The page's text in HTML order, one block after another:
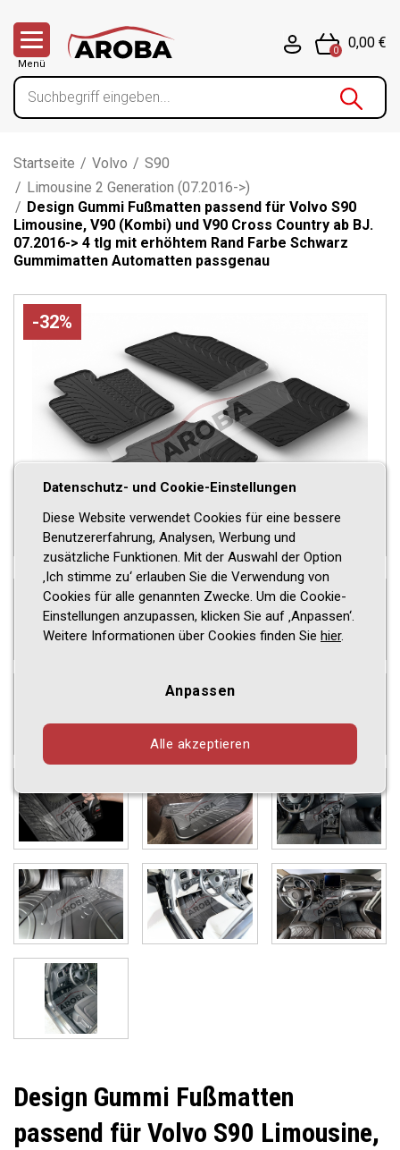
Menü
0
0,00 €
Startseite / Volvo / S90
/ Limousine 2 Generation (07.2016->)
/ Design Gummi Fußmatten passend für Volvo S90
Limousine, V90 (Kombi) und V90 Cross Country ab BJ.
07.2016-> 4 tlg mit erhöhtem Rand Farbe Schwarz
Gummimatten Automatten passgenau
-32%
Design Gummi Fußmatten
passend für Volvo S90 Limousine,
Datenschutz- und Cookie-Einstellungen
Diese Website verwendet Cookies für eine bessere
Benutzererfahrung, Analysen, Werbung und
zusätzliche Funktionen. Mit der Auswahl der Option
‚Ich stimme zu‘ erlauben Sie die Verwendung von
Cookies für alle genannten Zwecke. Um die Cookie-
Einstellungen anzupassen, klicken Sie auf ‚Anpassen‘.
Weitere Informationen über Cookies finden Sie hier.
Anpassen
Alle akzeptieren